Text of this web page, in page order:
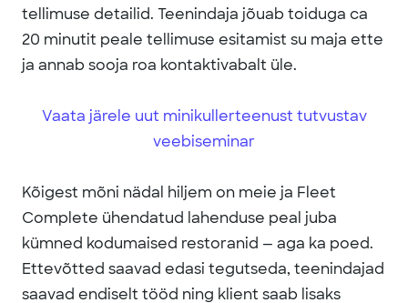
tellimuse detailid. Teenindaja jõuab toiduga ca
20 minutit peale tellimuse esitamist su maja ette
ja annab sooja roa kontaktivabalt üle.
Vaata järele uut minikullerteenust tutvustav
veebiseminar
Kõigest mõni nädal hiljem on meie ja Fleet
Complete ühendatud lahenduse peal juba
kümned kodumaised restoranid — aga ka poed.
Ettevõtted saavad edasi tegutseda, teenindajad
saavad endiselt tööd ning klient saab lisaks